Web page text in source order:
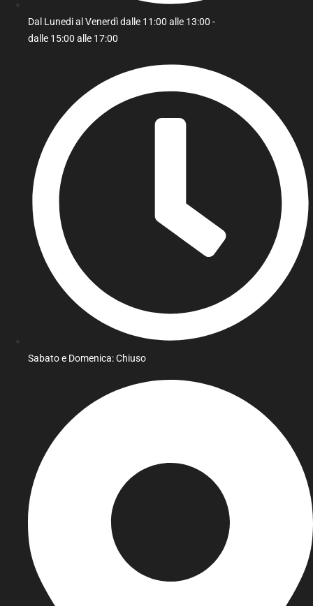
Dal Lunedi al Venerdì dalle 11:00 alle 13:00 -
dalle 15:00 alle 17:00
Sabato e Domenica: Chiuso